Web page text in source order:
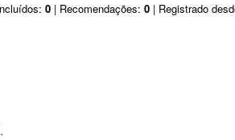
0 | Recomendações: 0 | Registrado